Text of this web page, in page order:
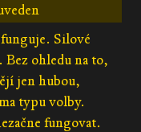
Silové
ohledu na to,
jen hubou,
typu volby.
fungovat.